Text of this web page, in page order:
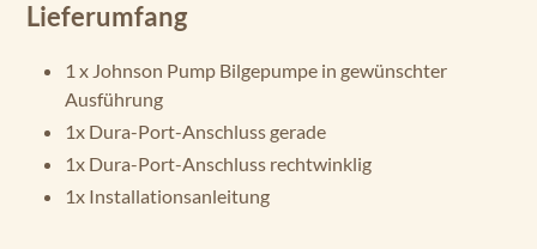
Lieferumfang
1 x Johnson Pump Bilgepumpe in gewünschter
Ausführung
1x Dura-Port-Anschluss gerade
1x Dura-Port-Anschluss rechtwinklig
1x Installationsanleitung